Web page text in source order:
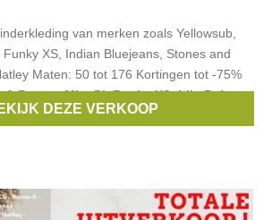
van merken zoals Yellowsub,
XS, Indian Bluejeans, Stones and
Maten: 50 tot 176 Kortingen tot -75%
& Bones,Mim-Pi,Funky XS,Lily Balou,
DEZE VERKOOP